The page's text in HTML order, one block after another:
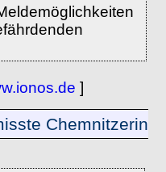
]
Chemnitzerin